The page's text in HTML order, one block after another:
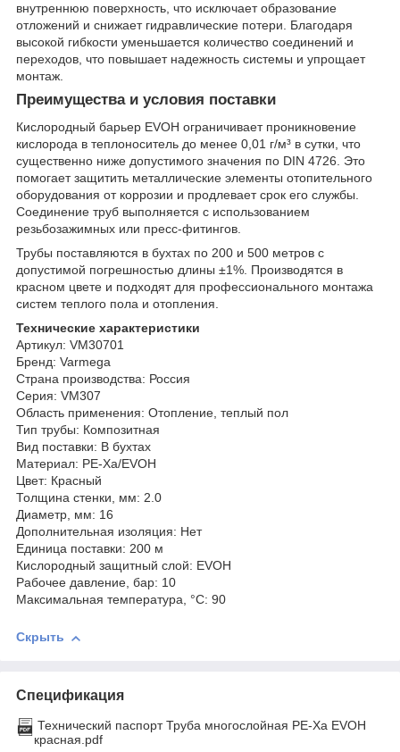
внутреннюю поверхность, что исключает образование
отложений и снижает гидравлические потери. Благодаря
высокой гибкости уменьшается количество соединений и
переходов, что повышает надежность системы и упрощает
монтаж.
Преимущества и условия поставки
Кислородный барьер EVOH ограничивает проникновение
кислорода в теплоноситель до менее 0,01 г/м³ в сутки, что
существенно ниже допустимого значения по DIN 4726. Это
помогает защитить металлические элементы отопительного
оборудования от коррозии и продлевает срок его службы.
Соединение труб выполняется с использованием
резьбозажимных или пресс-фитингов.
Трубы поставляются в бухтах по 200 и 500 метров с
допустимой погрешностью длины ±1%. Производятся в
красном цвете и подходят для профессионального монтажа
систем теплого пола и отопления.
Технические характеристики
Артикул: VM30701
Бренд: Varmega
Страна производства: Россия
Серия: VM307
Область применения: Отопление, теплый пол
Тип трубы: Композитная
Вид поставки: В бухтах
Материал: PE-Xa/EVOH
Цвет: Красный
Толщина стенки, мм: 2.0
Диаметр, мм: 16
Дополнительная изоляция: Нет
Единица поставки: 200 м
Кислородный защитный слой: EVOH
Рабочее давление, бар: 10
Максимальная температура, °С: 90
Скрыть
Спецификация
Технический паспорт Труба многослойная PE-Xa EVOH
красная.pdf